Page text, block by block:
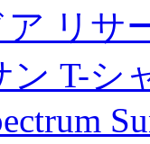
リサ
T-シ